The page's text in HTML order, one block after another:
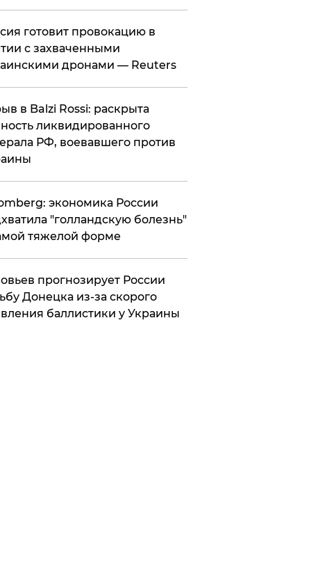
готовит провокацию в
с захваченными
дронами — Reuters
в Balzi Rossi: раскрыта
ликвидированного
РФ, воевавшего против
экономика России
"голландскую болезнь"
тяжелой форме
прогнозирует России
Донецка из-за скорого
баллистики у Украины